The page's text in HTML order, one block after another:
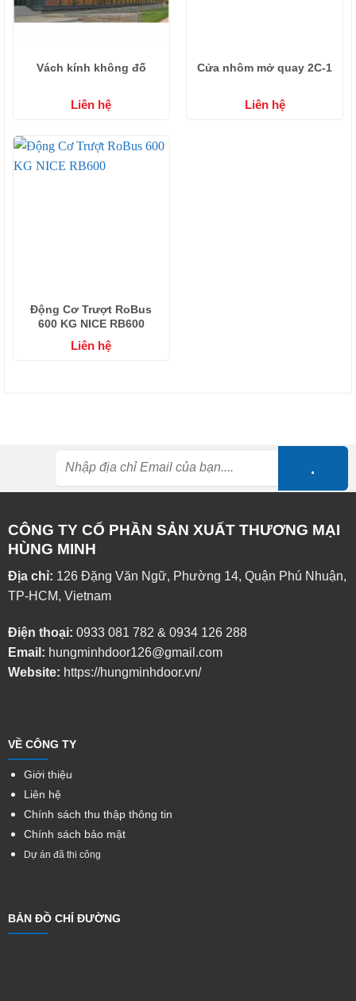
Vách kính không đố
Liên hệ
Cửa nhôm mở quay 2C-1
Liên hệ
Động Cơ Trượt RoBus
600 KG NICE RB600
Liên hệ
CÔNG TY CỔ PHẦN SẢN XUẤT THƯƠNG MẠI
HÙNG MINH
Địa chỉ: 126 Đặng Văn Ngữ, Phường 14, Quận Phú Nhuận,
TP-HCM, Vietnam
Điện thoại: 0933 081 782 & 0934 126 288
Email: hungminhdoor126@gmail.com
Website: https://hungminhdoor.vn/
VỀ CÔNG TY
Giới thiệu
Liên hệ
Chính sách thu thập thông tin
Chính sách bảo mật
Dự án đã thi công
BẢN ĐỒ CHỈ ĐƯỜNG